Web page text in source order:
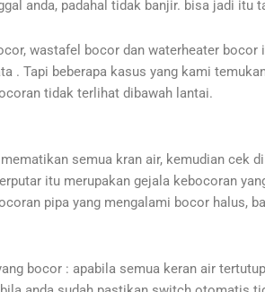
anda, padahal tidak banjir. bisa jadi itu
wastafel bocor dan waterheater
. Tapi beberapa kasus yang kami
tidak terlihat dibawah lantai.
semua kran air, kemudian cek
itu merupakan gejala kebocoran
pipa yang mengalami bocor halus,
bocor : apabila semua keran air